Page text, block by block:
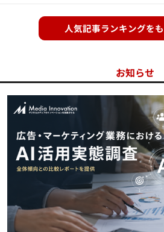
人気記事ランキングを
お知らせ